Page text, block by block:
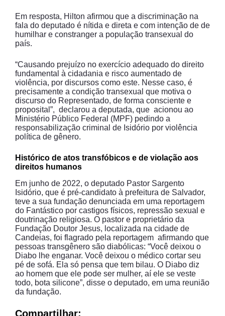
Em resposta, Hilton afirmou que a discriminação na
fala do deputado é nítida e direta e com intenção de de
humilhar e constranger a população transexual do
país.
“Causando prejuízo no exercício adequado do direito
fundamental à cidadania e risco aumentado de
violência, por discursos como este. Nesse caso, é
precisamente a condição transexual que motiva o
discurso do Representado, de forma consciente e
proposital”, declarou a deputada, que acionou ao
Ministério Público Federal (MPF) pedindo a
responsabilização criminal de Isidório por violência
política de gênero.
Histórico de atos transfóbicos e de violação aos
direitos humanos
Em junho de 2022, o deputado Pastor Sargento
Isidório, que é pré-candidato à prefeitura de Salvador,
teve a sua fundação denunciada em uma reportagem
do Fantástico por castigos físicos, repressão sexual e
doutrinação religiosa. O pastor e proprietário da
Fundação Doutor Jesus, localizada na cidade de
Candeias, foi flagrado pela reportagem afirmando que
pessoas transgênero são diabólicas: “Você deixou o
Diabo lhe enganar. Você deixou o médico cortar seu
pé de sofá. Ela só pensa que tem bilau. O Diabo diz
ao homem que ele pode ser mulher, aí ele se veste
todo, bota silicone”, disse o deputado, em uma reunião
da fundação.
Compartilhar: